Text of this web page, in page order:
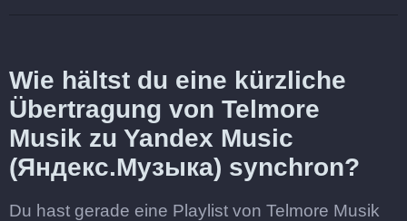
Wie hältst du eine kürzliche
Übertragung von Telmore
Musik zu Yandex Music
(Яндекс.Музыка) synchron?
Du hast gerade eine Playlist von Telmore Musik